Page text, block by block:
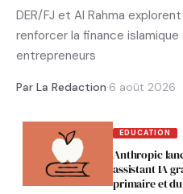
DER/FJ et Al Rahma
renforcer la finance
entrepreneurs
Par La Redaction·6 août 2026
EDUCATION
Anthropic
assistant IA
primaire et